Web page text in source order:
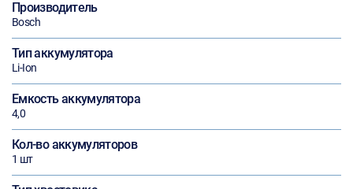
Производитель
Bosch
Тип аккумулятора
Li-Ion
Емкость аккумулятора
4,0
Кол-во аккумуляторов
1 шт